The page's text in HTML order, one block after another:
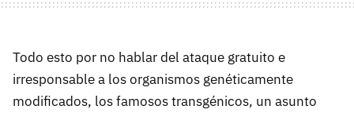
Todo esto por no hablar del ataque gratuito e
irresponsable a los organismos genéticamente
modificados, los famosos transgénicos, un asunto